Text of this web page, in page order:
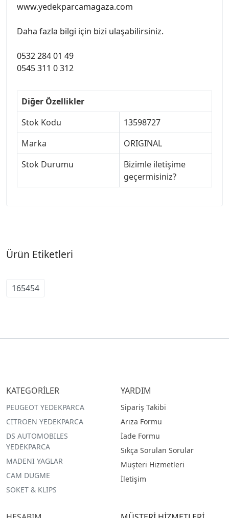
www.yedekparcamagaza.com
Daha fazla bilgi için bizi ulaşabilirsiniz.
0532 284 01 49
0545 311 0 312
Diğer Özellikler
Stok Kodu
13598727
Marka
ORIGINAL
Stok Durumu
Bizimle iletişime
geçermisiniz?
Ürün Etiketleri
165454
KATEGORİLER
PEUGEOT YEDEKPARCA
CITROEN YEDEKPARCA
DS AUTOMOBILES
YEDEKPARCA
MADENI YAGLAR
CAM DUGME
SOKET & KLIPS
YARDIM
Sipariş Takibi
Arıza Formu
İade Formu
Sıkça Sorulan Sorular
Müşteri Hizmetleri
İletişim